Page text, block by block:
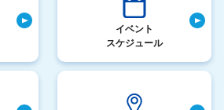
イベント
スケジュール